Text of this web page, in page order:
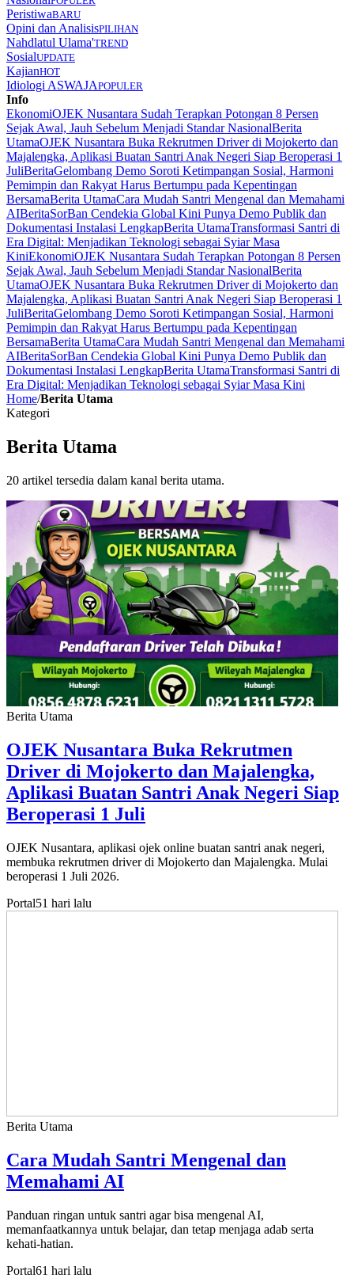
PeristiwaBARU
Opini dan AnalisisPILIHAN
Nahdlatul Ulama'TREND
SosialUPDATE
KajianHOT
Idiologi ASWAJAPOPULER
Info
EkonomiOJEK Nusantara Sudah Terapkan Potongan 8 Persen
Sejak Awal, Jauh Sebelum Menjadi Standar NasionalBerita
UtamaOJEK Nusantara Buka Rekrutmen Driver di Mojokerto dan
Majalengka, Aplikasi Buatan Santri Anak Negeri Siap Beroperasi 1
JuliBeritaGelombang Demo Soroti Ketimpangan Sosial, Harmoni
Pemimpin dan Rakyat Harus Bertumpu pada Kepentingan
BersamaBerita UtamaCara Mudah Santri Mengenal dan Memahami
AIBeritaSorBan Cendekia Global Kini Punya Demo Publik dan
Dokumentasi Instalasi LengkapBerita UtamaTransformasi Santri di
Era Digital: Menjadikan Teknologi sebagai Syiar Masa
KiniEkonomiOJEK Nusantara Sudah Terapkan Potongan 8 Persen
Sejak Awal, Jauh Sebelum Menjadi Standar NasionalBerita
UtamaOJEK Nusantara Buka Rekrutmen Driver di Mojokerto dan
Majalengka, Aplikasi Buatan Santri Anak Negeri Siap Beroperasi 1
JuliBeritaGelombang Demo Soroti Ketimpangan Sosial, Harmoni
Pemimpin dan Rakyat Harus Bertumpu pada Kepentingan
BersamaBerita UtamaCara Mudah Santri Mengenal dan Memahami
AIBeritaSorBan Cendekia Global Kini Punya Demo Publik dan
Dokumentasi Instalasi LengkapBerita UtamaTransformasi Santri di
Era Digital: Menjadikan Teknologi sebagai Syiar Masa Kini
Home/Berita Utama
Kategori
Berita Utama
20 artikel tersedia dalam kanal berita utama.
Berita Utama
OJEK Nusantara Buka Rekrutmen
Driver di Mojokerto dan Majalengka,
Aplikasi Buatan Santri Anak Negeri Siap
Beroperasi 1 Juli
OJEK Nusantara, aplikasi ojek online buatan santri anak negeri,
membuka rekrutmen driver di Mojokerto dan Majalengka. Mulai
beroperasi 1 Juli 2026.
Portal51 hari lalu
Berita Utama
Cara Mudah Santri Mengenal dan
Memahami AI
Panduan ringan untuk santri agar bisa mengenal AI,
memanfaatkannya untuk belajar, dan tetap menjaga adab serta
kehati-hatian.
Portal61 hari lalu